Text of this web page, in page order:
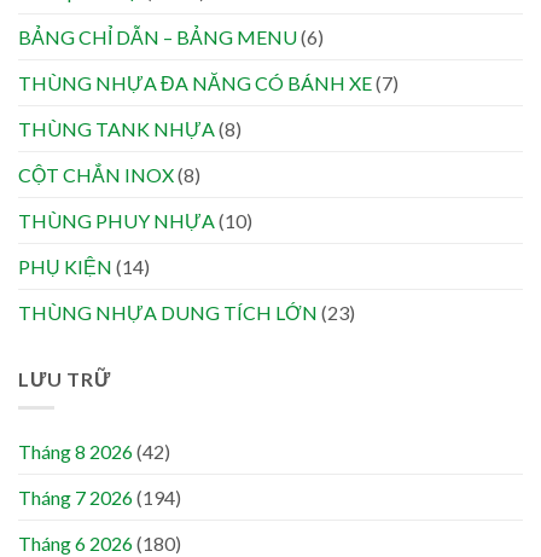
BẢNG CHỈ DẪN – BẢNG MENU(6)
THÙNG NHỰA ĐA NĂNG CÓ BÁNH XE(7)
THÙNG TANK NHỰA (8)
CỘT CHẮN INOX(8)
THÙNG PHUY NHỰA (10)
PHỤ KIỆN (14)
THÙNG NHỰA DUNG TÍCH LỚN (23)
LƯU TRỮ
Tháng 8 2026(42)
Tháng 7 2026(194)
Tháng 6 2026(180)